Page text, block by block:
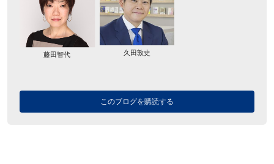
藤田智代 久田敦史
このブログを購読する